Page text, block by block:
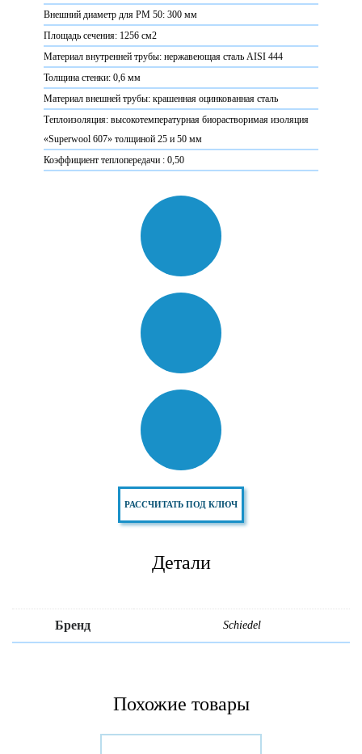
Внешний диаметр для PM 50: 300 мм
Площадь сечения: 1256 см2
Материал внутренней трубы: нержавеющая сталь AISI 444
Толщина стенки: 0,6 мм
Материал внешней трубы: крашенная оцинкованная сталь
Теплоизоляция: высокотемпературная биорастворимая изоляция
«Superwool 607» толщиной 25 и 50 мм
Коэффициент теплопередачи : 0,50
РАССЧИТАТЬ ПОД КЛЮЧ
Детали
Бренд Schiedel
Похожие товары